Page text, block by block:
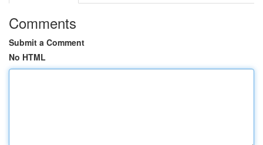
Comments
Submit a Comment
No HTML